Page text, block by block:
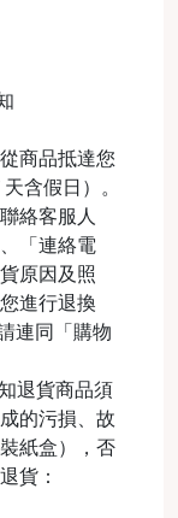
商品抵達您
含假日）。
絡客服人
「連絡電
原因及照
進行退換
連同「購物
退貨商品須
的污損、故
紙盒），否
貨：